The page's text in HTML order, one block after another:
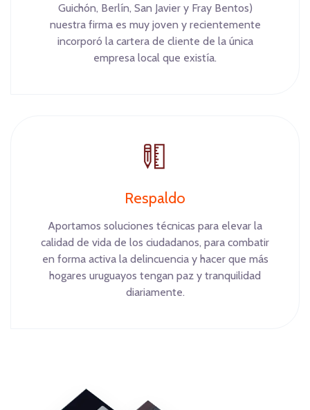
Guichón, Berlín, San Javier y Fray Bentos)
nuestra firma es muy joven y recientemente
incorporó la cartera de cliente de la única
empresa local que existía.
Respaldo
Aportamos soluciones técnicas para elevar la
calidad de vida de los ciudadanos, para combatir
en forma activa la delincuencia y hacer que más
hogares uruguayos tengan paz y tranquilidad
diariamente.